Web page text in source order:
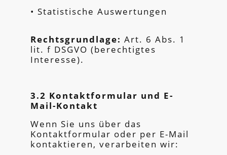
• Statistische Auswertungen
Rechtsgrundlage: Art. 6 Abs. 1
lit. f DSGVO (berechtigtes
Interesse).
3.2 Kontaktformular und E-
Mail-Kontakt
Wenn Sie uns über das
Kontaktformular oder per E-Mail
kontaktieren, verarbeiten wir: